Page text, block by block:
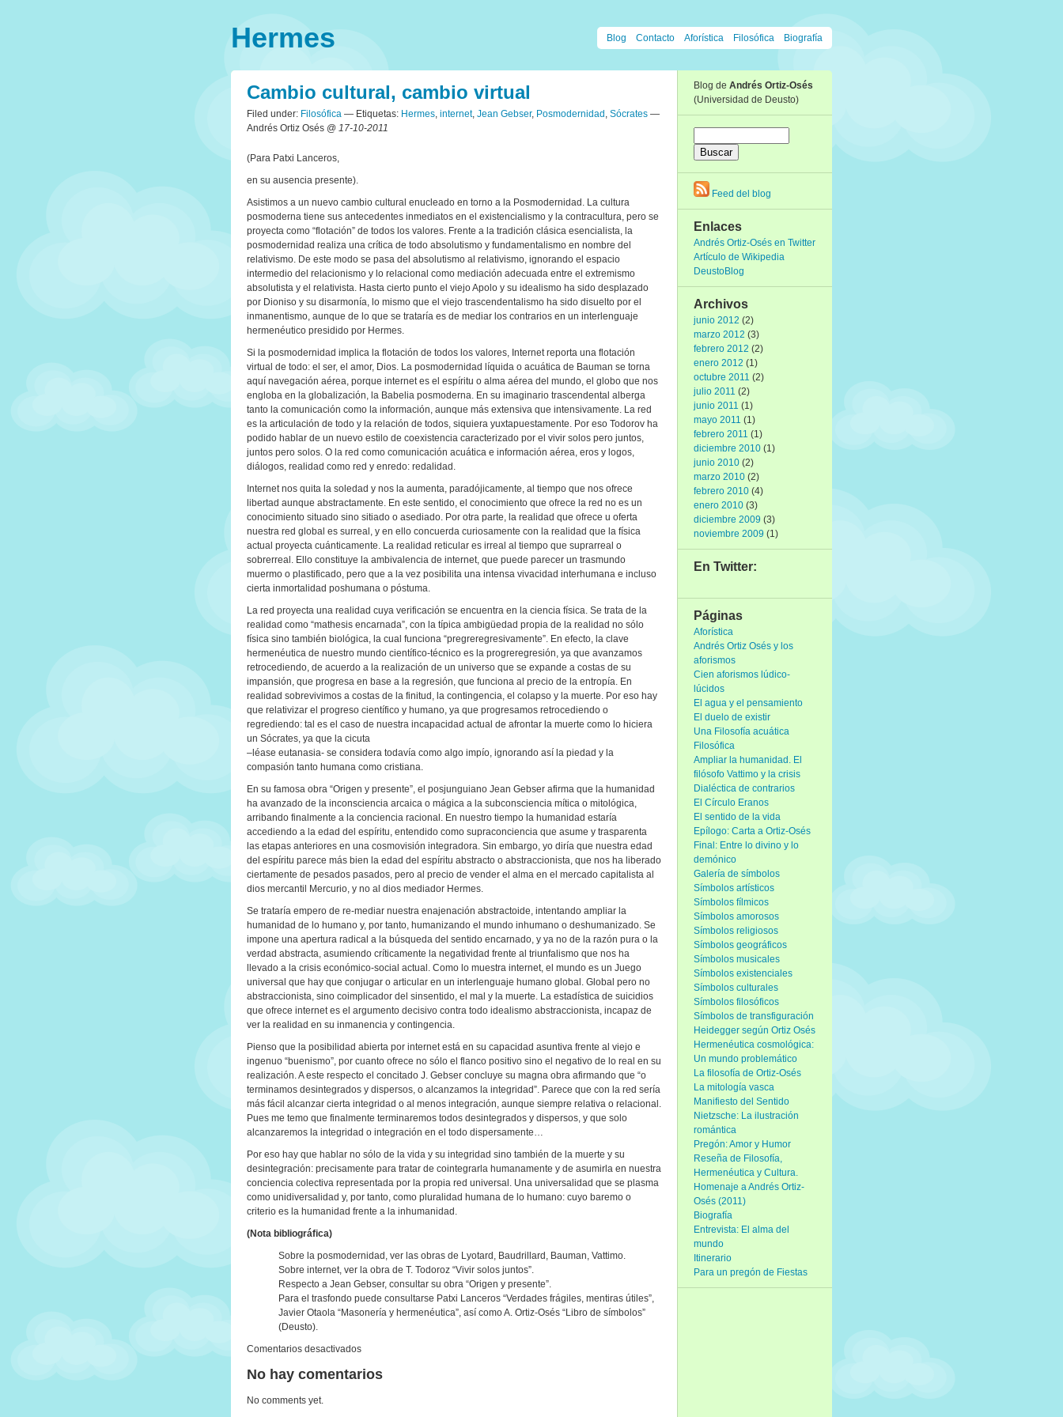
Hermes Blog Contacto Aforística Filosófica Biografía
Cambio cultural, cambio virtual
Filed under: Filosófica — Etiquetas: Hermes, internet, Jean Gebser, Posmodernidad , Sócrates —
Andrés Ortiz Osés @ 17-10-2011
(Para Patxi Lanceros,
en su ausencia presente).
Asistimos a un nuevo cambio cultural enucleado en torno a la Posmodernidad. La cultura
posmoderna tiene sus antecedentes inmediatos en el existencialismo y la contracultura, pero se
proyecta como “flotación” de todos los valores. Frente a la tradición clásica esencialista, la
posmodernidad realiza una crítica de todo absolutismo y fundamentalismo en nombre del
relativismo. De este modo se pasa del absolutismo al relativismo, ignorando el espacio
intermedio del relacionismo y lo relacional como mediación adecuada entre el extremismo
absolutista y el relativista. Hasta cierto punto el viejo Apolo y su idealismo ha sido desplazado
por Dioniso y su disarmonía, lo mismo que el viejo trascendentalismo ha sido disuelto por el
inmanentismo, aunque de lo que se trataría es de mediar los contrarios en un interlenguaje
hermenéutico presidido por Hermes.
Si la posmodernidad implica la flotación de todos los valores, Internet reporta una flotación
virtual de todo: el ser, el amor, Dios. La posmodernidad líquida o acuática de Bauman se torna
aquí navegación aérea, porque internet es el espíritu o alma aérea del mundo, el globo que nos
engloba en la globalización, la Babelia posmoderna. En su imaginario trascendental alberga
tanto la comunicación como la información, aunque más extensiva que intensivamente. La red
es la articulación de todo y la relación de todos, siquiera yuxtapuestamente. Por eso Todorov ha
podido hablar de un nuevo estilo de coexistencia caracterizado por el vivir solos pero juntos,
juntos pero solos. O la red como comunicación acuática e información aérea, eros y logos,
diálogos, realidad como red y enredo: redalidad.
Internet nos quita la soledad y nos la aumenta, paradójicamente, al tiempo que nos ofrece
libertad aunque abstractamente. En este sentido, el conocimiento que ofrece la red no es un
conocimiento situado sino sitiado o asediado. Por otra parte, la realidad que ofrece u oferta
nuestra red global es surreal, y en ello concuerda curiosamente con la realidad que la física
actual proyecta cuánticamente. La realidad reticular es irreal al tiempo que suprarreal o
sobrerreal. Ello constituye la ambivalencia de internet, que puede parecer un trasmundo
muermo o plastificado, pero que a la vez posibilita una intensa vivacidad interhumana e incluso
cierta inmortalidad poshumana o póstuma.
La red proyecta una realidad cuya verificación se encuentra en la ciencia física. Se trata de la
realidad como “mathesis encarnada”, con la típica ambigüedad propia de la realidad no sólo
física sino también biológica, la cual funciona “pregreregresivamente”. En efecto, la clave
hermenéutica de nuestro mundo científico-técnico es la progreregresión, ya que avanzamos
retrocediendo, de acuerdo a la realización de un universo que se expande a costas de su
impansión, que progresa en base a la regresión, que funciona al precio de la entropía. En
realidad sobrevivimos a costas de la finitud, la contingencia, el colapso y la muerte. Por eso hay
que relativizar el progreso científico y humano, ya que progresamos retrocediendo o
regrediendo: tal es el caso de nuestra incapacidad actual de afrontar la muerte como lo hiciera
un Sócrates, ya que la cicuta
–léase eutanasia- se considera todavía como algo impío, ignorando así la piedad y la
compasión tanto humana como cristiana.
En su famosa obra “Origen y presente”, el posjunguiano Jean Gebser afirma que la humanidad
ha avanzado de la inconsciencia arcaica o mágica a la subconsciencia mítica o mitológica,
arribando finalmente a la conciencia racional. En nuestro tiempo la humanidad estaría
accediendo a la edad del espíritu, entendido como supraconciencia que asume y trasparenta
las etapas anteriores en una cosmovisión integradora. Sin embargo, yo diría que nuestra edad
del espíritu parece más bien la edad del espíritu abstracto o abstraccionista, que nos ha liberado
ciertamente de pesados pasados, pero al precio de vender el alma en el mercado capitalista al
dios mercantil Mercurio, y no al dios mediador Hermes.
Se trataría empero de re-mediar nuestra enajenación abstractoide, intentando ampliar la
humanidad de lo humano y, por tanto, humanizando el mundo inhumano o deshumanizado. Se
impone una apertura radical a la búsqueda del sentido encarnado, y ya no de la razón pura o la
verdad abstracta, asumiendo críticamente la negatividad frente al triunfalismo que nos ha
llevado a la crisis económico-social actual. Como lo muestra internet, el mundo es un Juego
universal que hay que conjugar o articular en un interlenguaje humano global. Global pero no
abstraccionista, sino coimplicador del sinsentido, el mal y la muerte. La estadística de suicidios
que ofrece internet es el argumento decisivo contra todo idealismo abstraccionista, incapaz de
ver la realidad en su inmanencia y contingencia.
Pienso que la posibilidad abierta por internet está en su capacidad asuntiva frente al viejo e
ingenuo “buenismo”, por cuanto ofrece no sólo el flanco positivo sino el negativo de lo real en su
realización. A este respecto el concitado J. Gebser concluye su magna obra afirmando que “o
terminamos desintegrados y dispersos, o alcanzamos la integridad”. Parece que con la red sería
más fácil alcanzar cierta integridad o al menos integración, aunque siempre relativa o relacional.
Pues me temo que finalmente terminaremos todos desintegrados y dispersos, y que solo
alcanzaremos la integridad o integración en el todo dispersamente…
Por eso hay que hablar no sólo de la vida y su integridad sino también de la muerte y su
desintegración: precisamente para tratar de cointegrarla humanamente y de asumirla en nuestra
conciencia colectiva representada por la propia red universal. Una universalidad que se plasma
como unidiversalidad y, por tanto, como pluralidad humana de lo humano: cuyo baremo o
criterio es la humanidad frente a la inhumanidad.
(Nota bibliográfica)
Sobre la posmodernidad, ver las obras de Lyotard, Baudrillard, Bauman, Vattimo.
Sobre internet, ver la obra de T. Todoroz “Vivir solos juntos”.
Respecto a Jean Gebser, consultar su obra “Origen y presente”.
Para el trasfondo puede consultarse Patxi Lanceros “Verdades frágiles, mentiras útiles”,
Javier Otaola “Masonería y hermenéutica”, así como A. Ortiz-Osés “Libro de símbolos”
(Deusto).
Comentarios desactivadosen
cultural,
No hay comentarios
No comments yet.
Blog de Andrés Ortiz-Osés
(Universidad de Deusto)
Feed del blog
Enlaces
Andrés Ortiz-Osés en Twitter
Artículo de Wikipedia
DeustoBlog
Archivos
junio 2012 (2)
marzo 2012 (3)
febrero 2012 (2)
enero 2012 (1)
octubre 2011 (2)
julio 2011 (2)
junio 2011 (1)
mayo 2011 (1)
febrero 2011 (1)
diciembre 2010 (1)
junio 2010 (2)
marzo 2010 (2)
febrero 2010 (4)
enero 2010 (3)
diciembre 2009 (3)
noviembre 2009 (1)
En Twitter:
Páginas
Aforística
Andrés Ortiz Osés y los
aforismos
Cien aforismos lúdico-
lúcidos
El agua y el pensamiento
El duelo de existir
Una Filosofía acuática
Filosófica
Ampliar la humanidad. El
filósofo Vattimo y la crisis
Dialéctica de contrarios
El Círculo Eranos
El sentido de la vida
Epílogo: Carta a Ortiz-Osés
Final: Entre lo divino y lo
demónico
Galería de símbolos
Símbolos artísticos
Símbolos fílmicos
Símbolos amorosos
Símbolos religiosos
Símbolos geográficos
Símbolos musicales
Símbolos existenciales
Símbolos culturales
Símbolos filosóficos
Símbolos de transfiguración
Heidegger según Ortiz Osés
Hermenéutica cosmológica:
Un mundo problemático
La filosofía de Ortiz-Osés
La mitología vasca
Manifiesto del Sentido
Nietzsche: La ilustración
romántica
Pregón: Amor y Humor
Reseña de Filosofía,
Hermenéutica y Cultura.
Homenaje a Andrés Ortiz-
Osés (2011)
Biografía
Entrevista: El alma del
mundo
Itinerario
Para un pregón de Fiestas